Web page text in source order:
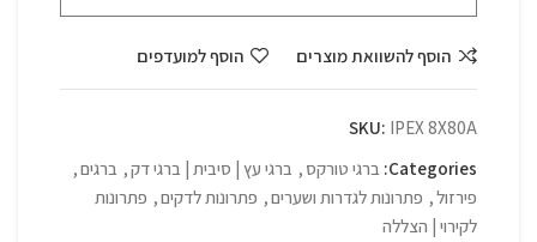
הוסף להשוואת מוצרים הוסף למועדפים
SKU: IPEX 8X80A
Categories: ברגי טורקס , ברגי עץ | סיבית | ברגי דק, ברגים,
פירזול, פתרונות לגדרות ושערים, פתרונות לדקים, פתרונות
לקירוי | הצללה